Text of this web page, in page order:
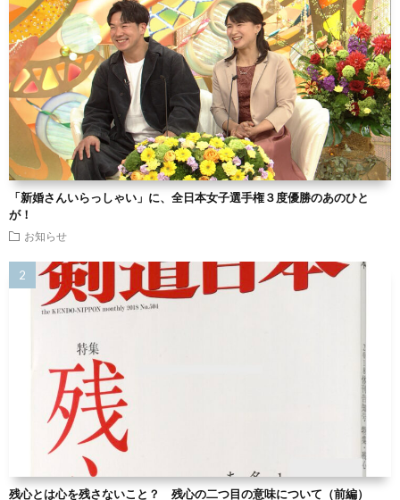
「新婚さんいらっしゃい」に、全日本女子選手権３度優勝のあのひと
が！
お知らせ
残心とは心を残さないこと？ 残心の二つ目の意味について（前編）